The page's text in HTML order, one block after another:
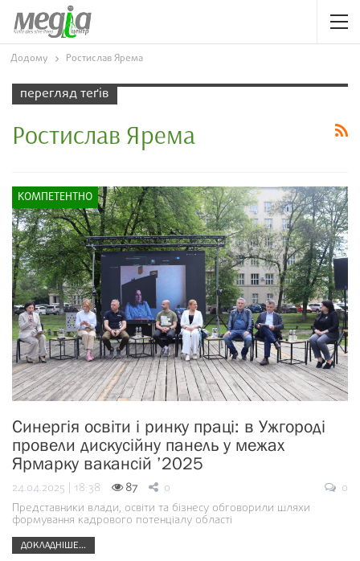
Додому Ростислав Ярема
перегляд теґів
Ростислав Ярема
КОМПЕТЕНТНО
Синергія освіти і ринку праці: в Ужгороді
провели дискусійну панель у межах
Ярмарку вакансій ’2025
24.04.2025 | 18:38 87 0
0
Представники влади, освіти та бізнесу обговорили шляхи
формування кадрового потенціалу області
ДОКЛАДНІШЕ...